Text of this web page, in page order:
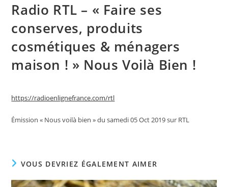
Radio RTL – « Faire ses
conserves, produits
cosmétiques & ménagers
maison ! » Nous Voilà Bien !
https://radioenlignefrance.com/rtl
Émission « Nous voilà bien » du samedi 05 Oct 2019 sur RTL
VOUS DEVRIEZ ÉGALEMENT AIMER